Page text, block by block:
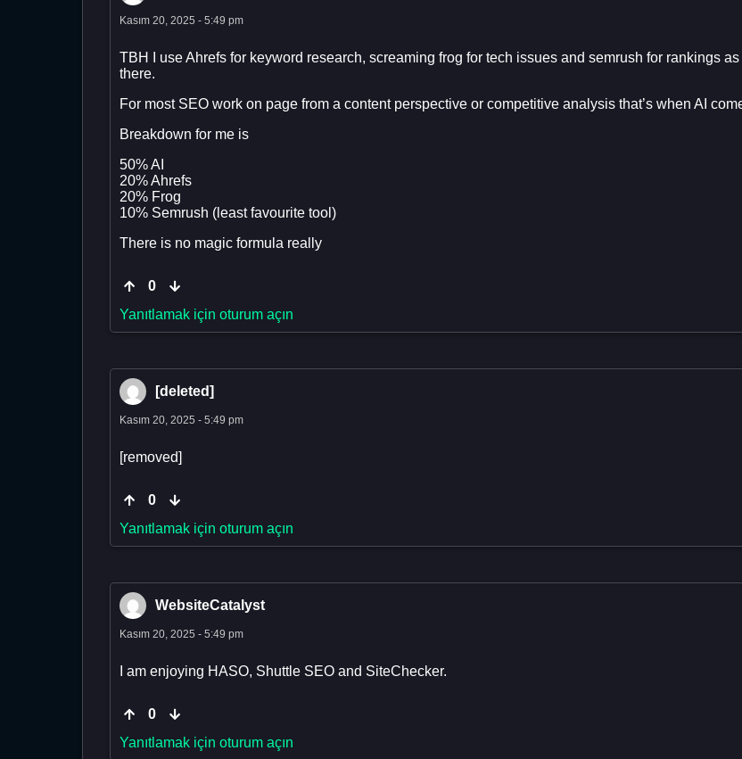
Kasım 20, 2025 - 5:49 pm
TBH I use Ahrefs for keyword research, screaming frog for tech issues and semrush for rankings
there.
For most SEO work on page from a content perspective or competitive analysis that’s when AI
Breakdown for me is
50% AI
20% Ahrefs
20% Frog
10% Semrush (least favourite tool)
There is no magic formula really
0
Yanıtlamak için oturum açın
[deleted]
Kasım 20, 2025 - 5:49 pm
[removed]
0
Yanıtlamak için oturum açın
WebsiteCatalyst
Kasım 20, 2025 - 5:49 pm
I am enjoying HASO, Shuttle SEO and SiteChecker.
0
Yanıtlamak için oturum açın